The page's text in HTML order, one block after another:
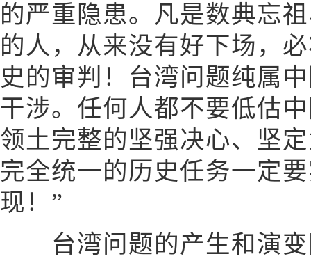
的严重隐患。凡是数典忘
的人，从来没有好下场，
史的审判！台湾问题纯属
干涉。任何人都不要低估
领土完整的坚强决心、坚
完全统一的历史任务一定
现！”
台湾问题的产生和演变